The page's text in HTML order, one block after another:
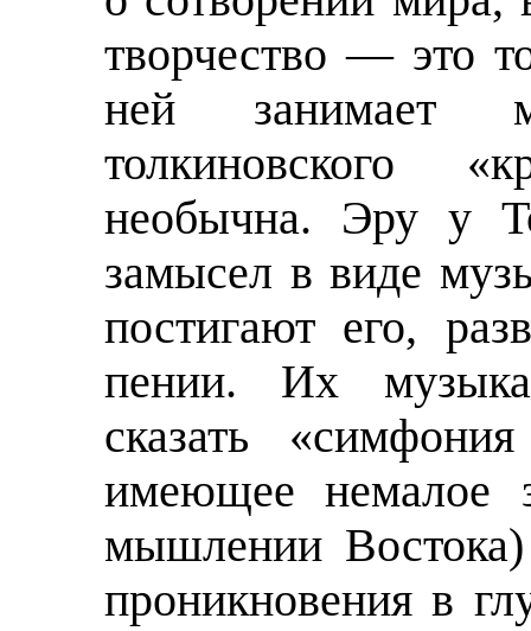
творчество — это
ней занимает
толкиновского
необычна. Эру у
замысел в виде
постигают его,
пении. Их
сказать
имеющее немалое
мышлении
проникновения в